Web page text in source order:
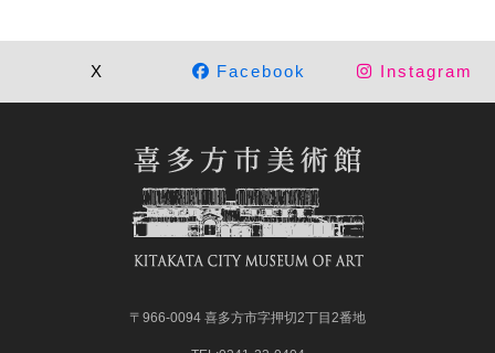
X Facebook Instagram
〒966-0094 喜多方市字押切2丁目2番地